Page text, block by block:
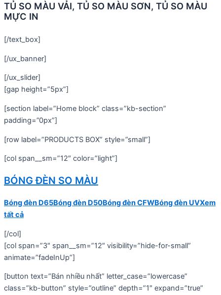
TỦ SO MÀU VẢI, TỦ SO MÀU SƠN, TỦ SO MÀU
MỰC IN
[/text_box]
[/ux_banner]
[/ux_slider]
[gap height=”5px”]
[section label=”Home block” class=”kb-section”
padding=”0px”]
[row label=”PRODUCTS BOX” style=”small”]
[col span__sm=”12″ color=”light”]
BÓNG ĐÈN SO MÀU
Bóng đèn D65Bóng đèn D50Bóng đèn CFWBóng đèn UVXem
tất cả
[/col]
[col span=”3″ span__sm=”12″ visibility=”hide-for-small”
animate=”fadeInUp”]
[button text=”Bán nhiều nhất” letter_case=”lowercase”
class=”kb-button” style=”outline” depth=”1″ expand=”true”